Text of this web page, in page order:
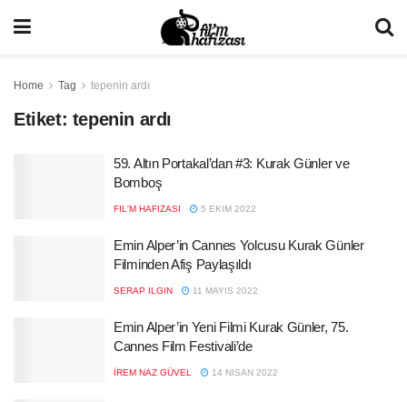
Home Tag tepenin ardı
Etiket: tepenin ardı
59. Altın Portakal’dan #3: Kurak Günler ve
Bomboş
FIL'M HAFIZASI 5 EKIM 2022
Emin Alper’in Cannes Yolcusu Kurak Günler
Filminden Afiş Paylaşıldı
SERAP ILGIN 11 MAYIS 2022
Emin Alper’in Yeni Filmi Kurak Günler, 75.
Cannes Film Festivali’de
İREM NAZ GÜVEL 14 NISAN 2022